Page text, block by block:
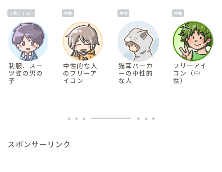
人物アイコン
制服、スー
ツ姿の男の
子
中性
中性的な人
のフリーア
イコン
中性
猫耳パーカ
ーの中性的
な人
中性
フリーアイ
コン（中
性）
スポンサーリンク